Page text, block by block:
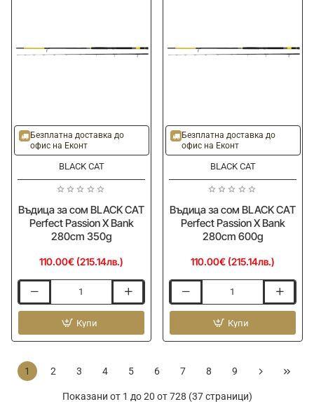
190cm
240g
Безплатна доставка до
офис на Еконт
BLACK CAT
Въдица за сом BLACK CAT
Perfect Passion X Bank
280cm 350g
110.00€ (215.14лв.)
за
BLACK
Perfect
Passion
Купи
Безплатна доставка до
офис на Еконт
BLACK CAT
Въдица за сом BLACK CAT
Perfect Passion X Bank
280cm 600g
110.00€ (215.14лв.)
за
BLACK
Passion
X
Bank
Купи
1 2 3 4 5 6 7 8 9
Показани от 1 до 20 от 728 (37 страници)